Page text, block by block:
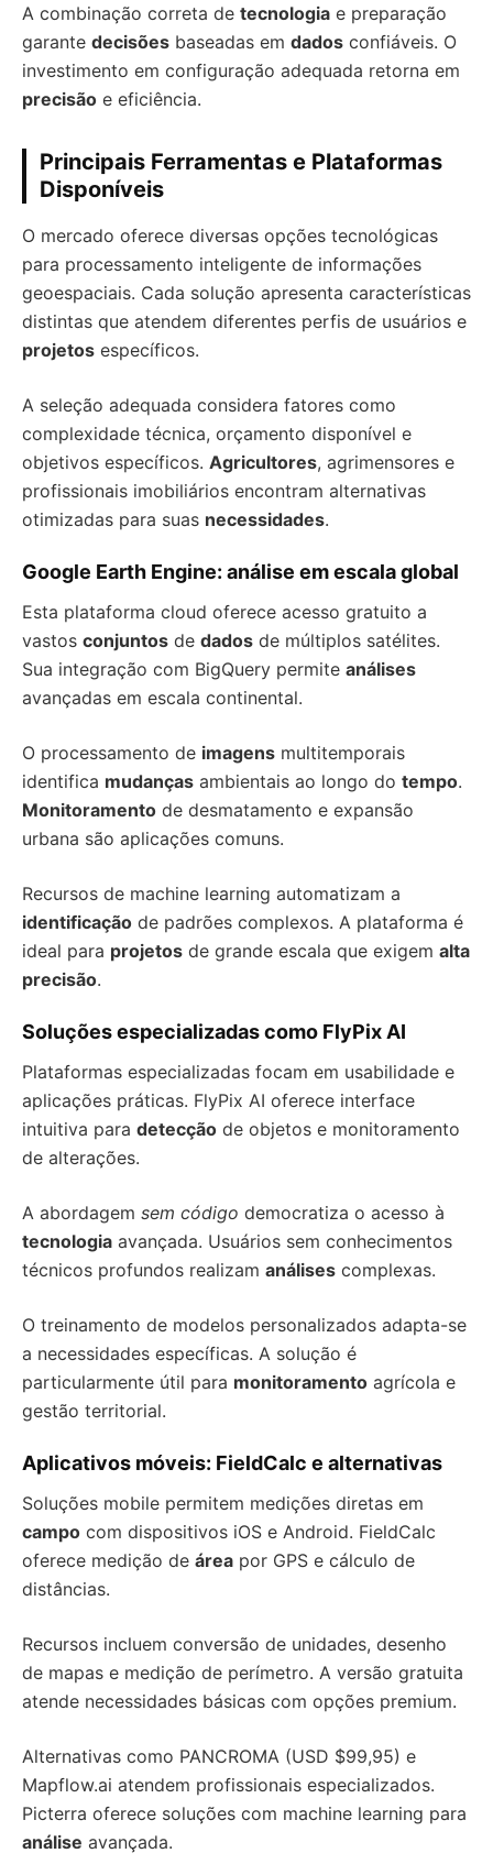
A combinação correta de tecnologia e preparação
garante decisões baseadas em dados confiáveis. O
investimento em configuração adequada retorna em
precisão e eficiência.
Principais Ferramentas e Plataformas
Disponíveis
O mercado oferece diversas opções tecnológicas
para processamento inteligente de informações
geoespaciais. Cada solução apresenta características
distintas que atendem diferentes perfis de usuários e
projetos específicos.
A seleção adequada considera fatores como
complexidade técnica, orçamento disponível e
objetivos específicos. Agricultores, agrimensores e
profissionais imobiliários encontram alternativas
otimizadas para suas necessidades.
Google Earth Engine: análise em escala global
Esta plataforma cloud oferece acesso gratuito a
vastos conjuntos de dados de múltiplos satélites.
Sua integração com BigQuery permite análises
avançadas em escala continental.
O processamento de imagens multitemporais
identifica mudanças ambientais ao longo do tempo.
Monitoramento de desmatamento e expansão
urbana são aplicações comuns.
Recursos de machine learning automatizam a
identificação de padrões complexos. A plataforma é
ideal para projetos de grande escala que exigem alta
precisão.
Soluções especializadas como FlyPix AI
Plataformas especializadas focam em usabilidade e
aplicações práticas. FlyPix AI oferece interface
intuitiva para detecção de objetos e monitoramento
de alterações.
A abordagem sem código democratiza o acesso à
tecnologia avançada. Usuários sem conhecimentos
técnicos profundos realizam análises complexas.
O treinamento de modelos personalizados adapta-se
a necessidades específicas. A solução é
particularmente útil para monitoramento agrícola e
gestão territorial.
Aplicativos móveis: FieldCalc e alternativas
Soluções mobile permitem medições diretas em
campo com dispositivos iOS e Android. FieldCalc
oferece medição de área por GPS e cálculo de
distâncias.
Recursos incluem conversão de unidades, desenho
de mapas e medição de perímetro. A versão gratuita
atende necessidades básicas com opções premium.
Alternativas como PANCROMA (USD $99,95) e
Mapflow.ai atendem profissionais especializados.
Picterra oferece soluções com machine learning para
análise avançada.